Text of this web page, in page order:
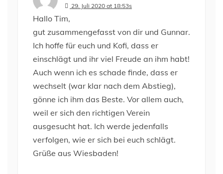
29. Juli 2020 at 18:53s
Hallo Tim,
gut zusammengefasst von dir und Gunnar.
Ich hoffe für euch und Kofi, dass er
einschlägt und ihr viel Freude an ihm habt!
Auch wenn ich es schade finde, dass er
wechselt (war klar nach dem Abstieg),
gönne ich ihm das Beste. Vor allem auch,
weil er sich den richtigen Verein
ausgesucht hat. Ich werde jedenfalls
verfolgen, wie er sich bei euch schlägt.
Grüße aus Wiesbaden!